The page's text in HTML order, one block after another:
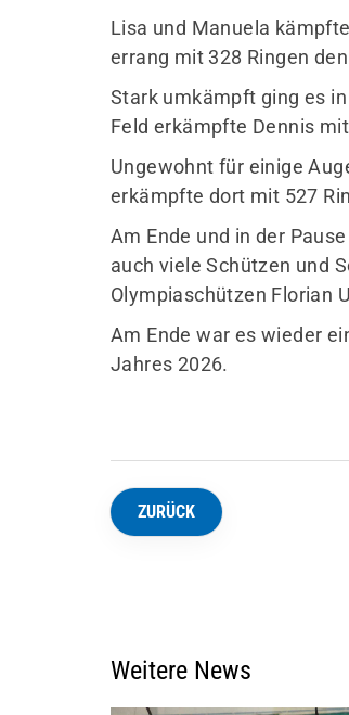
Lisa und Manuela
errang mit 328 Ringen
Stark umkämpft ging es
Feld erkämpfte Dennis
Ungewohnt für einige
erkämpfte dort mit 527
Am Ende und in der
auch viele Schützen und
Olympiaschützen Florian
Am Ende war es wieder
Jahres 2026.
ZURÜCK
Weitere News